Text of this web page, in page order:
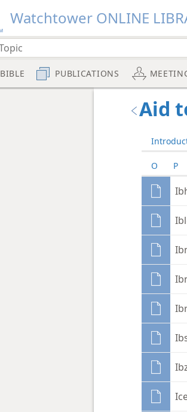
Watchtower ONLINE
BIBLE PUBLICATIONS
Aid
O P